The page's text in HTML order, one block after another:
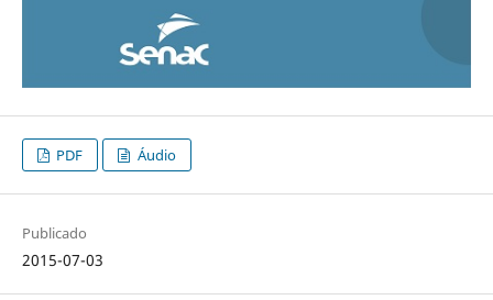
PDF Áudio
Publicado
2015-07-03